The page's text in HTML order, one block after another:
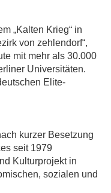
„Kalten Krieg“ in
von zehlendorf“,
mit mehr als 30.000
Universitäten.
Elite-
kurzer Besetzung
seit 1979
Kulturprojekt in
sozialen und